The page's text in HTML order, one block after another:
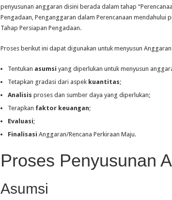
penyusunan anggaran disini berada dalam tahap
Pengadaan, Penganggaran dalam Perencanaan mendahului
Tahap Persiapan Pengadaan.
Proses berikut ini dapat digunakan untuk menyusun Anggaran
Tentukan asumsi yang diperlukan untuk menyusun
Tetapkan gradasi dari aspek kuantitas;
Analisis proses dan sumber daya yang diperlukan;
Terapkan faktor keuangan;
Evaluasi;
Finalisasi Anggaran/Rencana Perkiraan Maju.
Proses Penyusunan
Asumsi